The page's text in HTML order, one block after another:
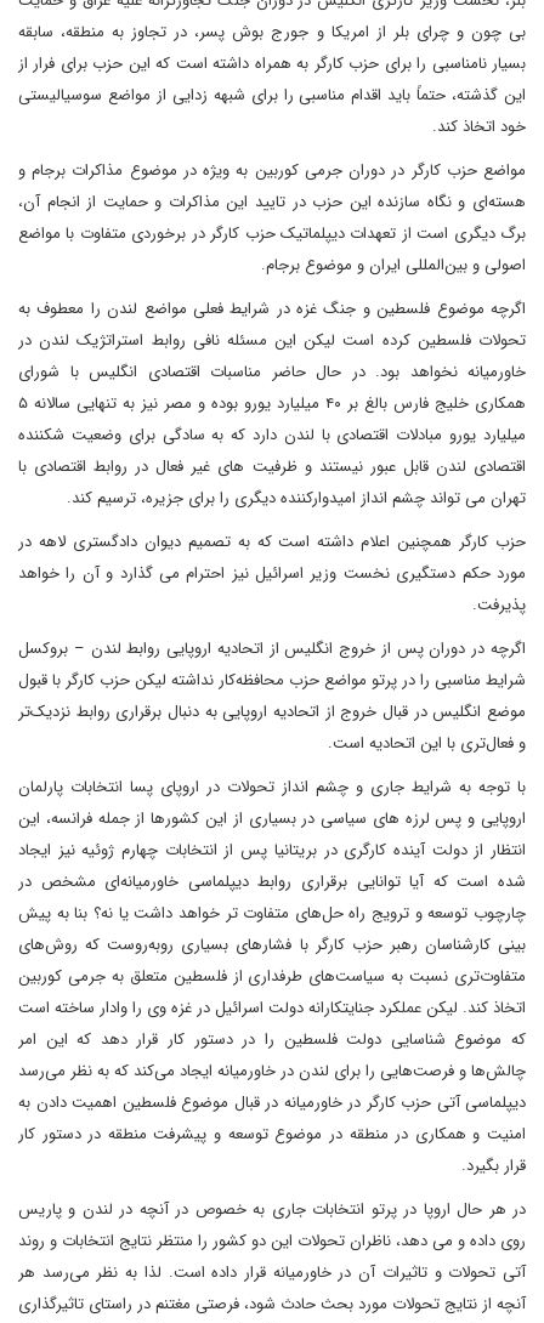
بی چون و چرای بلر از امریکا و جورج بوش پسر، در تجاوز به منطقه، سابقه
بسیار نامناسبی را برای حزب کارگر به همراه داشته است که این حزب برای فرار از
این گذشته، حتماً باید اقدام مناسبی را برای شبهه زدایی از مواضع سوسیالیستی
خود اتخاذ کند.
مواضع حزب کارگر در دوران جرمی کوربین به ویژه در موضوع مذاکرات برجام و
هسته‌ای و نگاه سازنده این حزب در تایید این مذاکرات و حمایت از انجام آن،
برگ دیگری است از تعهدات دیپلماتیک حزب کارگر در برخوردی متفاوت با مواضع
اصولی و بین‌المللی ایران و موضوع برجام.
اگرچه موضوع فلسطین و جنگ غزه در شرایط فعلی مواضع لندن را معطوف به
تحولات فلسطین کرده است لیکن این مسئله نافی روابط استراتژیک لندن در
خاورمیانه نخواهد بود. در حال حاضر مناسبات اقتصادی انگلیس با شورای
همکاری خلیج فارس بالغ بر ۴۰ میلیارد یورو بوده و مصر نیز به تنهایی سالانه ۵
میلیارد یورو مبادلات اقتصادی با لندن دارد که به سادگی برای وضعیت شکننده
اقتصادی لندن قابل عبور نیستند و ظرفیت های غیر فعال در روابط اقتصادی با
تهران می تواند چشم انداز امیدوارکننده دیگری را برای جزیره، ترسیم کند.
حزب کارگر همچنین اعلام داشته است که به تصمیم دیوان دادگستری لاهه در
مورد حکم دستگیری نخست وزیر اسرائیل نیز احترام می گذارد و آن را خواهد
پذیرفت.
اگرچه در دوران پس از خروج انگلیس از اتحادیه اروپایی روابط لندن – بروکسل
شرایط مناسبی را در پرتو مواضع حزب محافظه‌کار نداشته لیکن حزب کارگر با قبول
موضع انگلیس در قبال خروج از اتحادیه اروپایی به دنبال برقراری روابط نزدیک‌تر
و فعال‌تری با این اتحادیه است.
با توجه به شرایط جاری و چشم انداز تحولات در اروپای پسا انتخابات پارلمان
اروپایی و پس لرزه های سیاسی در بسیاری از این کشورها از جمله فرانسه، این
انتظار از دولت آینده کارگری در بریتانیا پس از انتخابات چهارم ژوئیه نیز ایجاد
شده است که آیا توانایی برقراری روابط دیپلماسی خاورمیانه‌ای مشخص در
چارچوب توسعه و ترویج راه حل‌های متفاوت تر خواهد داشت یا نه؟ بنا به پیش
بینی کارشناسان رهبر حزب کارگر با فشارهای بسیاری روبه‌روست که روش‌های
متفاوت‌تری نسبت به سیاست‌های طرفداری از فلسطین متعلق به جرمی کوربین
اتخاذ کند. لیکن عملکرد جنایتکارانه دولت اسرائیل در غزه وی را وادار ساخته است
که موضوع شناسایی دولت فلسطین را در دستور کار قرار دهد که این امر
چالش‌ها و فرصت‌هایی را برای لندن در خاورمیانه ایجاد می‌کند که به نظر می‌رسد
دیپلماسی آتی حزب کارگر در خاورمیانه در قبال موضوع فلسطین اهمیت دادن به
امنیت و همکاری در منطقه در موضوع توسعه و پیشرفت منطقه در دستور کار
قرار بگیرد.
در هر حال اروپا در پرتو انتخابات جاری به خصوص در آنچه در لندن و پاریس
روی داده و می دهد، ناظران تحولات این دو کشور را منتظر نتایج انتخابات و روند
آتی تحولات و تاثیرات آن در خاورمیانه قرار داده است. لذا به نظر می‌رسد هر
آنچه از نتایج تحولات مورد بحث حادث شود، فرصتی مغتنم در راستای تاثیرگذاری